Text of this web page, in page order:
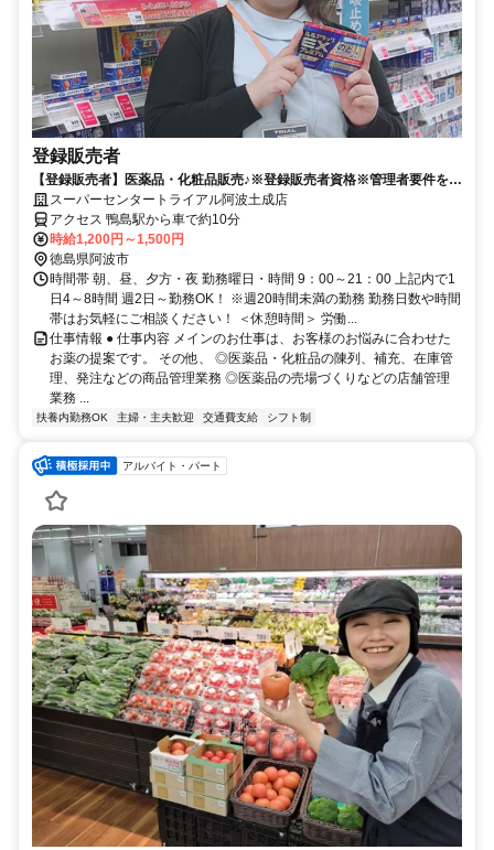
登録販売者
【登録販売者】医薬品・化粧品販売♪※登録販売者資格※管理者要件を満
たしている方
スーパーセンタートライアル阿波土成店
アクセス 鴨島駅から車で約10分
時給1,200円～1,500円
徳島県阿波市
時間帯 朝、昼、夕方・夜 勤務曜日・時間 9：00～21：00 上記内で1
日4～8時間 週2日～勤務OK！ ※週20時間未満の勤務 勤務日数や時間
帯はお気軽にご相談ください！ ＜休憩時間＞ 労働...
仕事情報 ● 仕事内容 メインのお仕事は、お客様のお悩みに合わせた
お薬の提案です。 その他、 ◎医薬品・化粧品の陳列、補充、在庫管
理、発注などの商品管理業務 ◎医薬品の売場づくりなどの店舗管理
業務 ...
扶養内勤務OK 主婦・主夫歓迎 交通費支給 シフト制
アルバイト・パート